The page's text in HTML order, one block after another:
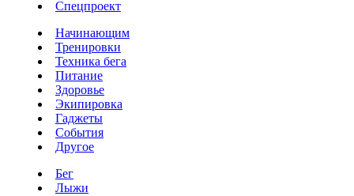
Спецпроект
Начинающим
Тренировки
Техника бега
Питание
Здоровье
Экипировка
Гаджеты
События
Другое
Бег
Лыжи